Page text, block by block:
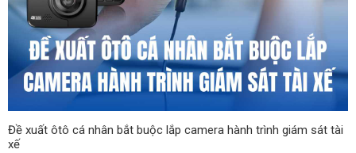
Đề xuất ôtô cá nhân bắt buộc lắp camera hành trình giám sát tài
xế